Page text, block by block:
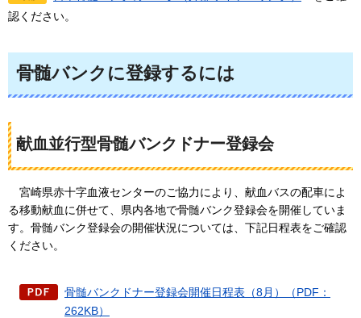
認ください。
骨髄バンクに登録するには
献血並行型骨髄バンクドナー登録会
宮崎県赤十字血液センターのご協力により、献血バスの配車によ
る移動献血に併せて、県内各地で骨髄バンク登録会を開催していま
す。骨髄バンク登録会の開催状況については、下記日程表をご確認
ください。
骨髄バンクドナー登録会開催日程表（8月）（PDF：
262KB）